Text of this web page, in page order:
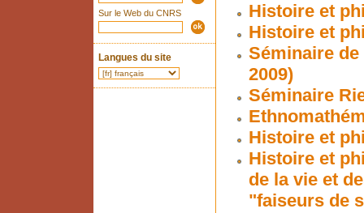
Sur le Web du CNRS
Langues du site
Histoire et
Histoire et
Séminaire
2009)
Séminaire
Histoire et
Histoire et
de la vie et
"faiseurs de